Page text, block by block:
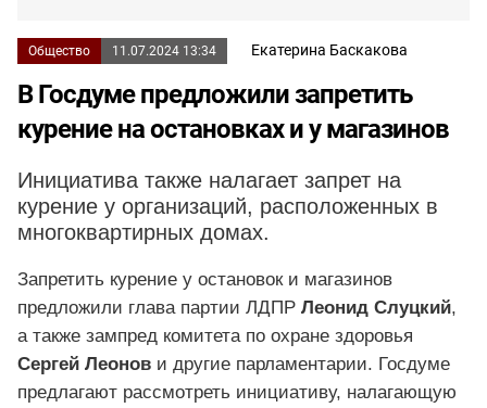
Общество 11.07.2024 13:34 Екатерина Баскакова
В Госдуме предложили запретить
курение на остановках и у магазинов
Инициатива также налагает запрет на
курение у организаций, расположенных в
многоквартирных домах.
Запретить курение у остановок и магазинов
предложили глава партии ЛДПР Леонид Слуцкий,
а также зампред комитета по охране здоровья
Сергей Леонов и другие парламентарии. Госдуме
предлагают рассмотреть инициативу, налагающую